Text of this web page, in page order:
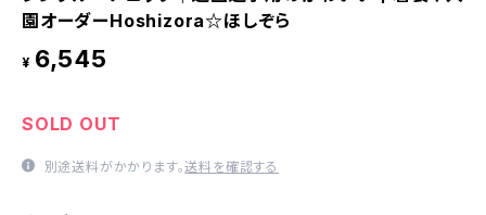
園オーダーHoshizora☆ほしぞら
¥ 6,545
SOLD OUT
別途送料がかかります。送料を確認する